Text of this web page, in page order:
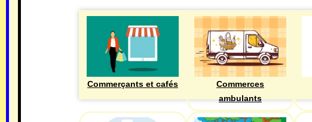
Commerçants et cafés
Commerces
ambulants